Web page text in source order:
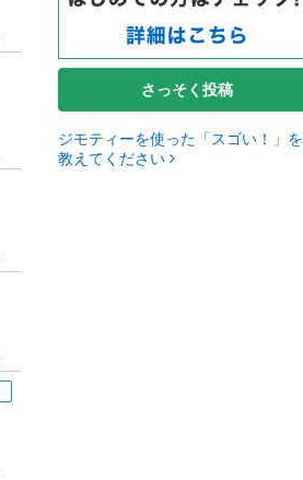
さっそく投稿
ジモティーを使った「スゴい！」を
教えてください